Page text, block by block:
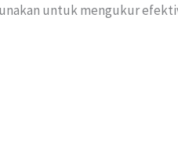
untuk mengukur